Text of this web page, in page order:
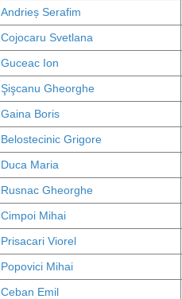
Andrieș Serafim
Cojocaru Svetlana
Guceac Ion
Şişcanu Gheorghe
Gaina Boris
Belostecinic Grigore
Duca Maria
Rusnac Gheorghe
Cimpoi Mihai
Prisacari Viorel
Popovici Mihai
Ceban Emil